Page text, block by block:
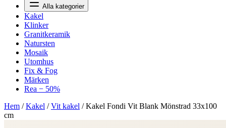
Alla kategorier
Kakel
Klinker
Granitkeramik
Natursten
Mosaik
Utomhus
Fix & Fog
Märken
Rea − 50%
Hem /Kakel /Vit kakel /Kakel Fondi Vit Blank Mönstrad 33x100
cm